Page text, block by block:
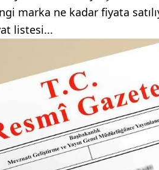
marka ne kadar fiyata
listesi...